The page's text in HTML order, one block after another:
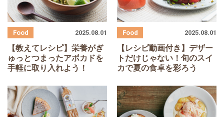
【教えてレシピ】栄養がぎ
ゅっとつまったアボカドを
手軽に取り入れよう！
2025.08.01
【レシピ動画付き】デザー
トだけじゃない！旬のスイ
カで夏の食卓を彩ろう
2025.08.01